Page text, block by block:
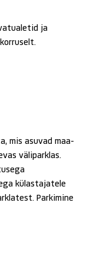
ja
mis asuvad maa-
väliparklas.
külastajatele
Parkimine